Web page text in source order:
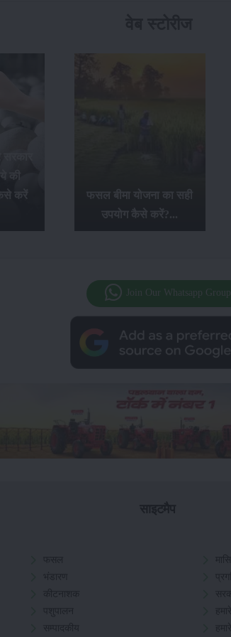
की
करें
फसल बीमा योजना का सही
उपयोग कैसे करें?...
Join Our Whatsapp Group